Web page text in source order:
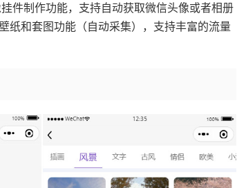
件制作功能，支持自动获取微信头像或者相册
纸和套图功能（自动采集），支持丰富的流量